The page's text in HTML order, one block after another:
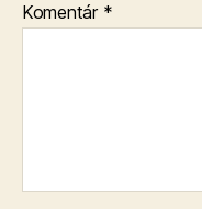
Komentár *